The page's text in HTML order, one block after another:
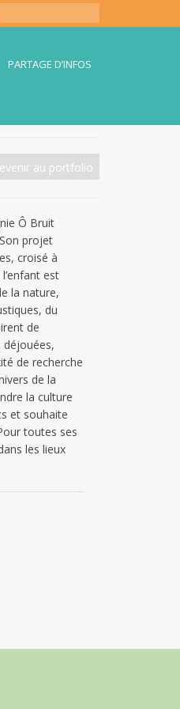
PARTAGE D’INFOS
au portfolio
Ô Bruit
projet
croisé à
est
la nature,
du
de
de recherche
de la
la culture
et souhaite
toutes ses
les lieux